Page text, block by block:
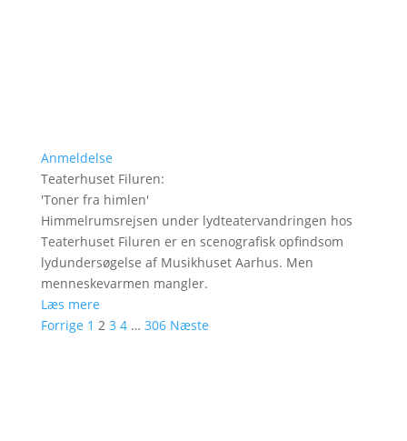
Anmeldelse
Teaterhuset Filuren:
'Toner fra himlen'
Himmelrumsrejsen under lydteatervandringen hos
Teaterhuset Filuren er en scenografisk opfindsom
lydundersøgelse af Musikhuset Aarhus. Men
menneskevarmen mangler.
Læs mere
Forrige 1 2 3 4 … 306 Næste